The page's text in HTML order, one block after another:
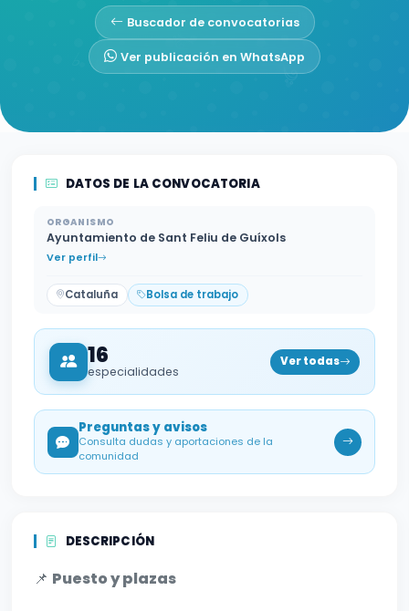
Buscador de convocatorias
Ver publicación en WhatsApp
DATOS DE LA CONVOCATORIA
ORGANISMO
Ayuntamiento de Sant Feliu de Guíxols
Ver perfil
Cataluña Bolsa de trabajo
16
especialidades
Ver todas
Preguntas y avisos
Consulta dudas y aportaciones de la
comunidad
DESCRIPCIÓN
📌 Puesto y plazas